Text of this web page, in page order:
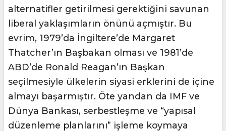
alternatifler getirilmesi gerektiğini savunan
liberal yaklaşımların önünü açmıştır. Bu
evrim, 1979’da İngiltere’de Margaret
Thatcher’ın Başbakan olması ve 1981’de
ABD’de Ronald Reagan’ın Başkan
seçilmesiyle ülkelerin siyasi erklerini de içine
almayı başarmıştır. Öte yandan da IMF ve
Dünya Bankası, serbestleşme ve “yapısal
düzenleme planlarını” işleme koymaya